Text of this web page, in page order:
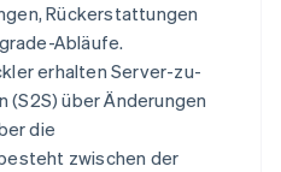
Rückerstattungen
Abläufe.
erhalten Server-zu-
(S2S) über Änderungen
die
zwischen der